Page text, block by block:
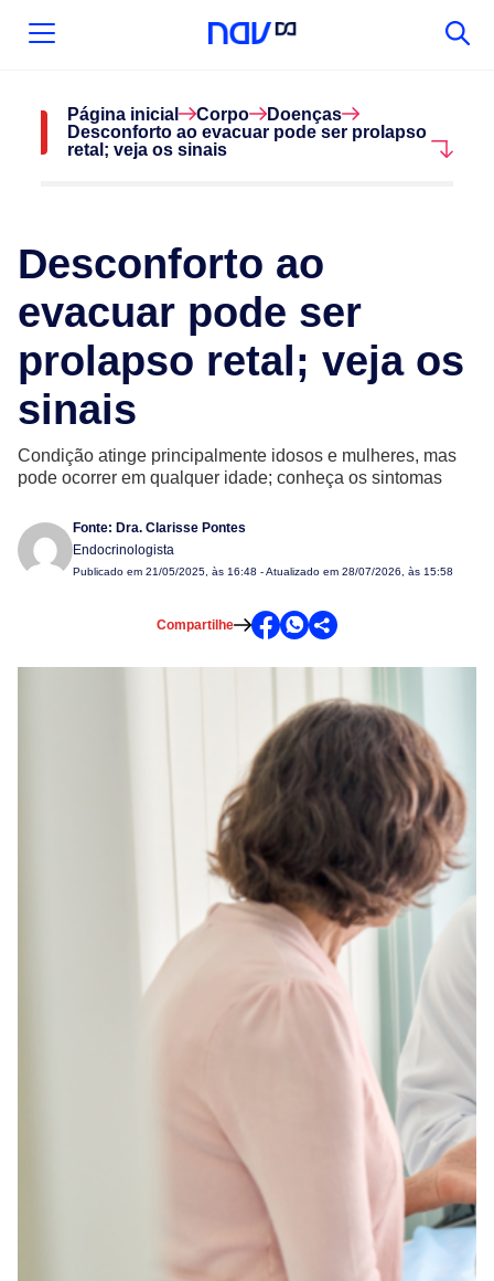
Página inicial Corpo
Doenças
Desconforto ao evacuar pode ser prolapso
retal; veja os sinais
Desconforto ao
evacuar pode ser
prolapso retal; veja os
sinais
Condição atinge principalmente idosos e mulheres, mas
pode ocorrer em qualquer idade; conheça os sintomas
Fonte: Dra. Clarisse Pontes
Endocrinologista
Publicado em 21/05/2025, às 16:48 - Atualizado em 28/07/2026, às 15:58
Compartilhe